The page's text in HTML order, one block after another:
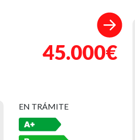
Next
45.000€
EN TRÁMITE